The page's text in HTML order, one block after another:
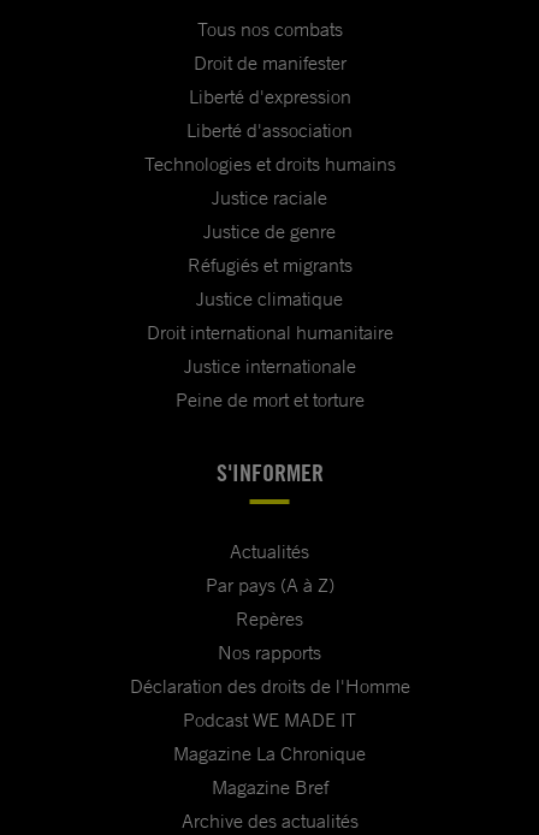
Tous nos combats
Droit de manifester
Liberté d'expression
Liberté d'association
Technologies et droits humains
Justice raciale
Justice de genre
Réfugiés et migrants
Justice climatique
Droit international humanitaire
Justice internationale
Peine de mort et torture
S'INFORMER
Actualités
Par pays (A à Z)
Repères
Nos rapports
Déclaration des droits de l'Homme
Podcast WE MADE IT
Magazine La Chronique
Magazine Bref
Archive des actualités